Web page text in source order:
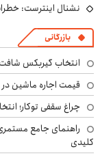
نشنال اینترست:
بازرگانی
انتخاب گیربکس شافت
قیمت اجاره ماشین در کیش در سال
چراغ سقفی توکار؛
راهنمای جامع
کلیدی